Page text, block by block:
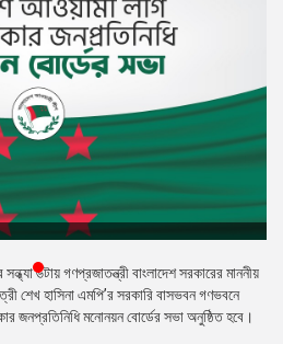
৬টায় গণপ্রজাতন্ত্রী বাংলাদেশ সরকারের মাননীয়
শেখ হাসিনা এমপি’র সরকারি বাসভবন গণভবনে
জনপ্রতিনিধি মনোনয়ন বোর্ডের সভা অনুষ্ঠিত হবে।